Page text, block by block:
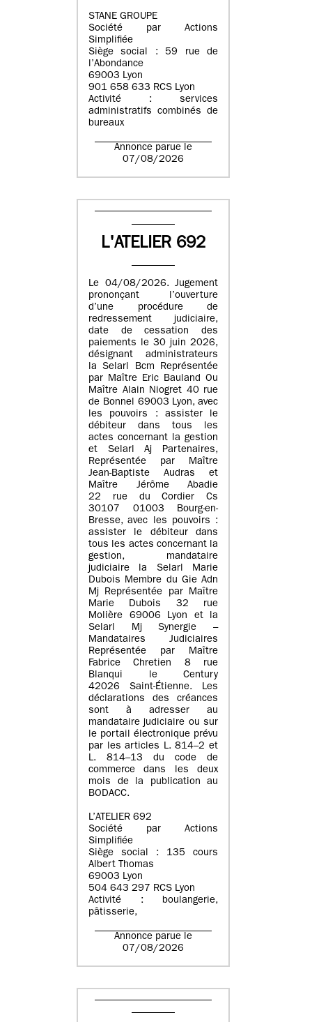
STANE GROUPE
Société par Actions
Simplifiée
Siège social : 59 rue de
l’Abondance
69003 Lyon
901 658 633 RCS Lyon
Activité : services
administratifs combinés de
bureaux
Annonce parue le
07/08/2026
L'ATELIER 692
Le 04/08/2026. Jugement
prononçant l’ouverture
d’une procédure de
redressement judiciaire,
date de cessation des
paiements le 30 juin 2026,
désignant administrateurs
la Selarl Bcm Représentée
par Maître Eric Bauland Ou
Maître Alain Niogret 40 rue
de Bonnel 69003 Lyon, avec
les pouvoirs : assister le
débiteur dans tous les
actes concernant la gestion
et Selarl Aj Partenaires,
Représentée par Maître
Jean-Baptiste Audras et
Maître Jérôme Abadie
22 rue du Cordier Cs
30107 01003 Bourg-en-
Bresse, avec les pouvoirs :
assister le débiteur dans
tous les actes concernant la
gestion, mandataire
judiciaire la Selarl Marie
Dubois Membre du Gie Adn
Mj Représentée par Maître
Marie Dubois 32 rue
Molière 69006 Lyon et la
Selarl Mj Synergie –
Mandataires Judiciaires
Représentée par Maître
Fabrice Chretien 8 rue
Blanqui le Century
42026 Saint-Étienne. Les
déclarations des créances
sont à adresser au
mandataire judiciaire ou sur
le portail électronique prévu
par les articles L. 814–2 et
L. 814–13 du code de
commerce dans les deux
mois de la publication au
BODACC.
L’ATELIER 692
Société par Actions
Simplifiée
Siège social : 135 cours
Albert Thomas
69003 Lyon
504 643 297 RCS Lyon
Activité : boulangerie,
pâtisserie,
Annonce parue le
07/08/2026